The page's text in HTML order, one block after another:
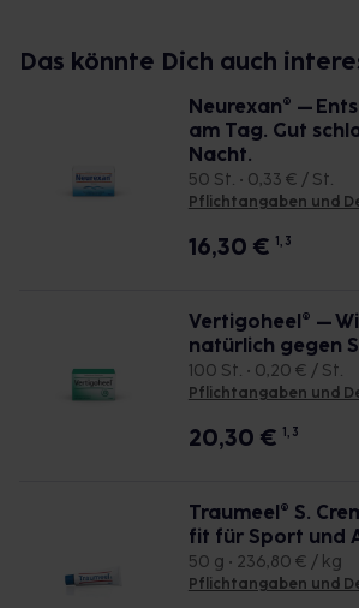
Das könnte Dich auch
Neurexan® –
am Tag. Gut
Nacht.
50 St. • 0,33 € / St.
Pflichtangaben und
16,30 € 1, 3
Vertigoheel® –
natürlich gegen
100 St. • 0,20 € / St.
Pflichtangaben und
20,30 € 1, 3
Traumeel® S.
fit für Sport und
50 g • 236,80 € / kg
Pflichtangaben und